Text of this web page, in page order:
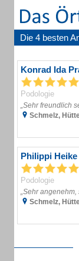
Konrad Ida
Podologie
„Sehr freundlich
Schmelz,
Philippi
Podologie
„Sehr angenehm,
Schmelz,